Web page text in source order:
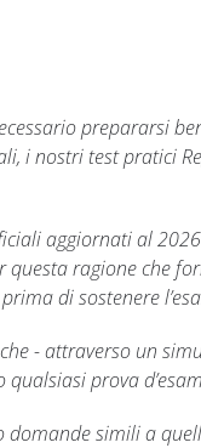
prepararsi
i nostri test pratici
aggiornati al
ragione che
di sostenere
- attraverso un
prova
simili a